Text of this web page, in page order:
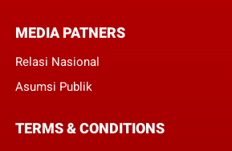
MEDIA PATNERS
Relasi Nasional
Asumsi Publik
TERMS & CONDITIONS